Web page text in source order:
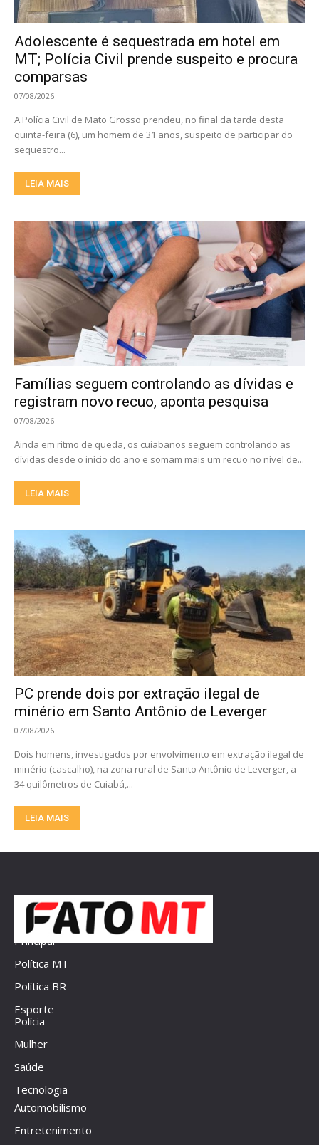
Adolescente é sequestrada em hotel em
MT; Polícia Civil prende suspeito e procura
comparsas
07/08/2026
A Polícia Civil de Mato Grosso prendeu, no final da tarde desta
quinta-feira (6), um homem de 31 anos, suspeito de participar do
sequestro...
LEIA MAIS
Famílias seguem controlando as dívidas e
registram novo recuo, aponta pesquisa
07/08/2026
Ainda em ritmo de queda, os cuiabanos seguem controlando as
dívidas desde o início do ano e somam mais um recuo no nível de...
LEIA MAIS
PC prende dois por extração ilegal de
minério em Santo Antônio de Leverger
07/08/2026
Dois homens, investigados por envolvimento em extração ilegal de
minério (cascalho), na zona rural de Santo Antônio de Leverger, a
34 quilômetros de Cuiabá,...
LEIA MAIS
Principal
Política MT
Política BR
Esporte
Polícia
Mulher
Saúde
Tecnologia
Automobilismo
Entretenimento